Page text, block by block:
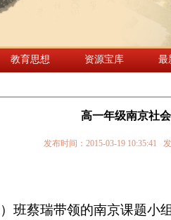
教育思想 资源宝库 最
高一年级南京社
发布时间：2015-03-19
）班蔡瑞带领的南京课题小